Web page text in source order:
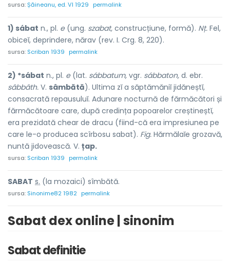
sursa:Șăineanu, ed. VI 1929 permalink
1) sábat n., pl. e(ung. szabat, construcțiune, formă). Nț. Fel,
obiceĭ, deprindere, nărav (rev. I. Crg. 8, 220).
sursa: Scriban 1939 permalink
2) *sábat n., pl. e(lat. sábbatum, vgr. sábbaton, d. ebr.
sâbbâth. V. sâmbătă). Ultima zĭ a săptămăniĭ jidăneștĭ,
consacrată repausuluĭ. Adunare nocturnă de fărmăcători și
fărmăcătoare care, după credința popoarelor creștineștĭ,
era prezidată chear de dracu (fiind-că era impresiunea pe
care le-o producea scîrbosu sabat). Fig. Hărmălaĭe grozavă,
nuntă jidovească. V. țap.
sursa: Scriban 1939 permalink
SABAT s. (la mozaici) sîmbătă.
sursa: Sinonime82 1982 permalink
Sabat dex online | sinonim
Sabat definitie